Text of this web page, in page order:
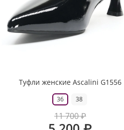
Туфли женские Ascalini G1556
36 38
11 700 ₽